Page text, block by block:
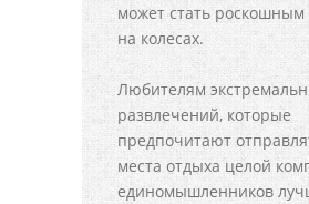
может стать
на колесах.
Любителям
развлечений, которые
предпочитают
места отдыха целой
единомышленников